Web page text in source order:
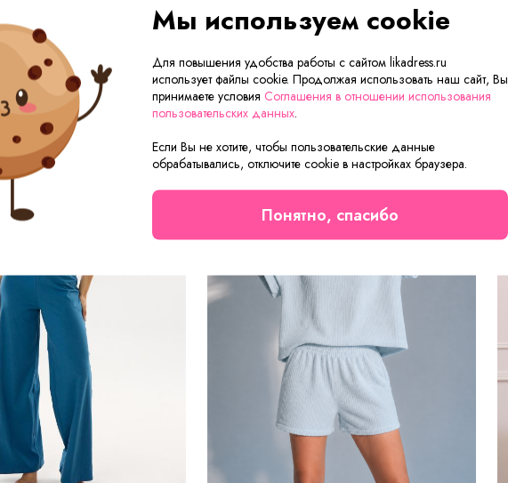
Сейчас на сайте смотрят
Новинка
Мы используем cookie
Для повышения удобства работы с сайтом likadress.ru
использует файлы cookie. Продолжая использовать наш сайт, Вы
принимаете условия Соглашения в отношении использования
пользовательских данных.
Если Вы не хотите, чтобы пользовательские данные
обрабатывались, отключите cookie в настройках браузера.
Понятно, спасибо